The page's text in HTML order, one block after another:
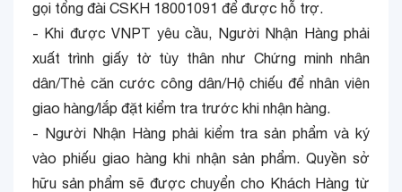
gọi tổng đài CSKH 18001091 để được hỗ trợ.
- Khi được VNPT yêu cầu, Người Nhận Hàng phải
xuất trình giấy tờ tùy thân như Chứng minh nhân
dân/Thẻ căn cước công dân/Hộ chiếu để nhân viên
giao hàng/lắp đặt kiểm tra trước khi nhận hàng.
- Người Nhận Hàng phải kiểm tra sản phẩm và ký
vào phiếu giao hàng khi nhận sản phẩm. Quyền sở
hữu sản phẩm sẽ được chuyển cho Khách Hàng từ